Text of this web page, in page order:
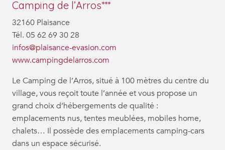
Camping de l’Arros***
32160 Plaisance
Tél. 05 62 69 30 28
infos@plaisance-evasion.com
www.campingdelarros.com
Le Camping de l’Arros, situé à 100 mètres du centre du
village, vous reçoit toute l’année et vous propose un
grand choix d’hébergements de qualité :
emplacements nus, tentes meublées, mobiles home,
chalets… Il possède des emplacements camping-cars
dans un espace sécurisé.